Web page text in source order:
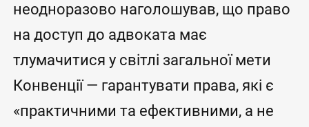
неодноразово наголошував, що право
на доступ до адвоката має
тлумачитися у світлі загальної мети
Конвенції — гарантувати права, які є
«практичними та ефективними, а не